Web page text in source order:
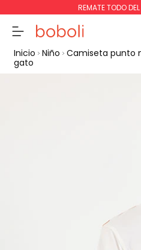
REMATE TODO
Inicio Niño Camiseta punto
gato